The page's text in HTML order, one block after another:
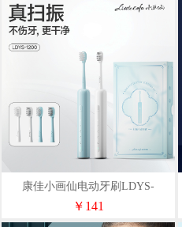
康佳小画仙电动牙刷LDYS-
1200(W)
￥141